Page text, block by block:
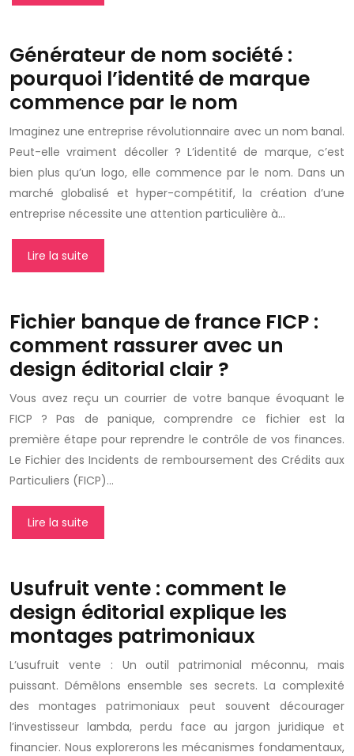
Générateur de nom société :
pourquoi l’identité de marque
commence par le nom
Imaginez une entreprise révolutionnaire avec un nom banal.
Peut-elle vraiment décoller ? L’identité de marque, c’est
bien plus qu’un logo, elle commence par le nom. Dans un
marché globalisé et hyper-compétitif, la création d’une
entreprise nécessite une attention particulière à…
Lire la suite
Fichier banque de france FICP :
comment rassurer avec un
design éditorial clair ?
Vous avez reçu un courrier de votre banque évoquant le
FICP ? Pas de panique, comprendre ce fichier est la
première étape pour reprendre le contrôle de vos finances.
Le Fichier des Incidents de remboursement des Crédits aux
Particuliers (FICP)…
Lire la suite
Usufruit vente : comment le
design éditorial explique les
montages patrimoniaux
L’usufruit vente : Un outil patrimonial méconnu, mais
puissant. Démêlons ensemble ses secrets. La complexité
des montages patrimoniaux peut souvent décourager
l’investisseur lambda, perdu face au jargon juridique et
financier. Nous explorerons les mécanismes fondamentaux,